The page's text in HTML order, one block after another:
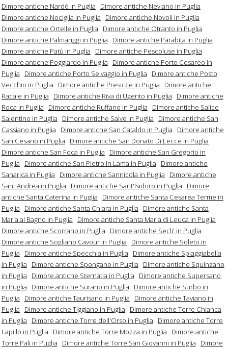
Dimore antiche Nardò in Puglia
Dimore antiche Neviano in Puglia
Dimore antiche Nociglia in Puglia
Dimore antiche Novoli in Puglia
Dimore antiche Ortelle in Puglia
Dimore antiche Otranto in Puglia
Dimore antiche Palmariggi in Puglia
Dimore antiche Parabita in Puglia
Dimore antiche Patù in Puglia
Dimore antiche Pescoluse in Puglia
Dimore antiche Poggiardo in Puglia
Dimore antiche Porto Cesareo in
Puglia
Dimore antiche Porto Selvaggio in Puglia
Dimore antiche Posto
Vecchio in Puglia
Dimore antiche Presicce in Puglia
Dimore antiche
Racale in Puglia
Dimore antiche Riva di Ugento in Puglia
Dimore antiche
Roca in Puglia
Dimore antiche Ruffano in Puglia
Dimore antiche Salice
Salentino in Puglia
Dimore antiche Salve in Puglia
Dimore antiche San
Cassiano in Puglia
Dimore antiche San Cataldo in Puglia
Dimore antiche
San Cesario in Puglia
Dimore antiche San Donato Di Lecce in Puglia
Dimore antiche San Foca in Puglia
Dimore antiche San Gregorio in
Puglia
Dimore antiche San Pietro In Lama in Puglia
Dimore antiche
Sanarica in Puglia
Dimore antiche Sannicola in Puglia
Dimore antiche
Sant'Andrea in Puglia
Dimore antiche Sant'Isidoro in Puglia
Dimore
antiche Santa Caterina in Puglia
Dimore antiche Santa Cesarea Terme in
Puglia
Dimore antiche Santa Chiara in Puglia
Dimore antiche Santa
Maria al Bagno in Puglia
Dimore antiche Santa Maria di Leuca in Puglia
Dimore antiche Scorrano in Puglia
Dimore antiche Secli' in Puglia
Dimore antiche Sogliano Cavour in Puglia
Dimore antiche Soleto in
Puglia
Dimore antiche Specchia in Puglia
Dimore antiche Spiaggiabella
in Puglia
Dimore antiche Spongano in Puglia
Dimore antiche Squinzano
in Puglia
Dimore antiche Sternatia in Puglia
Dimore antiche Supersano
in Puglia
Dimore antiche Surano in Puglia
Dimore antiche Surbo in
Puglia
Dimore antiche Taurisano in Puglia
Dimore antiche Taviano in
Puglia
Dimore antiche Tiggiano in Puglia
Dimore antiche Torre Chianca
in Puglia
Dimore antiche Torre dell'Orso in Puglia
Dimore antiche Torre
Lapillo in Puglia
Dimore antiche Torre Mozza in Puglia
Dimore antiche
Torre Pali in Puglia
Dimore antiche Torre San Giovanni in Puglia
Dimore